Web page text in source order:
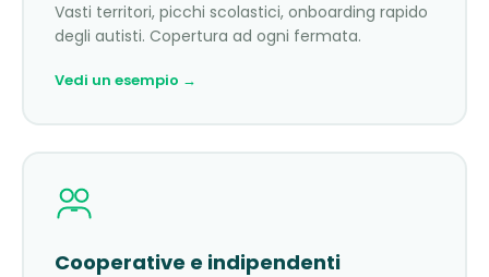
Vasti territori, picchi scolastici, onboarding rapido
degli autisti. Copertura ad ogni fermata.
Vedi un esempio →
Cooperative e indipendenti